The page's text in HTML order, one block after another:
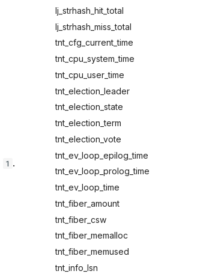
lj_strhash_hit_total
lj_strhash_miss_total
tnt_cfg_current_time
tnt_cpu_system_time
tnt_cpu_user_time
tnt_election_leader
tnt_election_state
tnt_election_term
tnt_election_vote
tnt_ev_loop_epilog_time
tnt_ev_loop_prolog_time
tnt_ev_loop_time
tnt_fiber_amount
tnt_fiber_csw
tnt_fiber_memalloc
tnt_fiber_memused
tnt_info_lsn
1 .